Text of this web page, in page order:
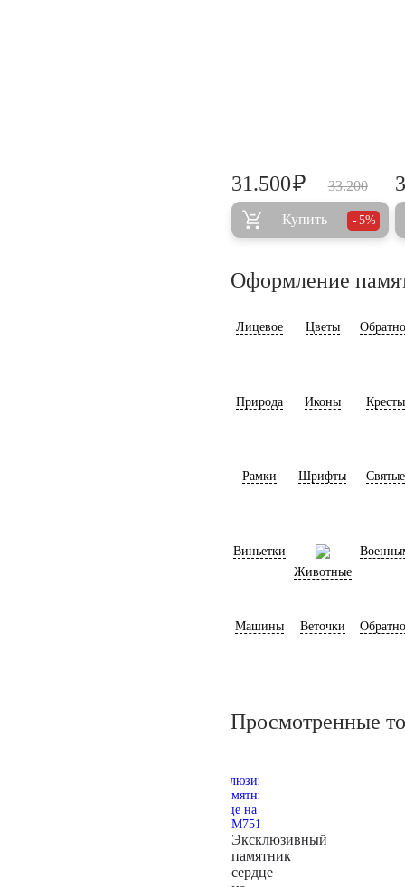
33.200
31.500₽
Купить 5%
Оформление
Лицевое Цветы
Природа Иконы Кресты
Рамки Шрифты Святые
Виньетки
Животные
Машины Веточки
Просмотренные
Эксклюзивный
памятник
сердце